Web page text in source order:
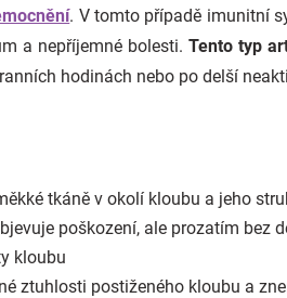
. V tomto případě imunitní
a nepříjemné bolesti. Tento typ
hodinách nebo po delší
tkáně v okolí kloubu a jeho
poškození, ale prozatím bez
kloubu
ztuhlosti postiženého kloubu a